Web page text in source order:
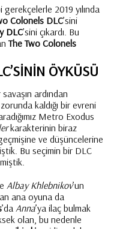
2019 yılında
Colonels DLC’sini
DLC’sini çıkardı. Bu
The Two Colonels
ÖYKÜSÜ
ardından
kaldığı bir evreni
Metro Exodus
karakterinin biraz
ve düşüncelerine
Bu seçimin bir DLC
Albay Khlebnikov’un
ana oyuna da
’da Anna’ya ilaç bulmak
olan, bu nedenle